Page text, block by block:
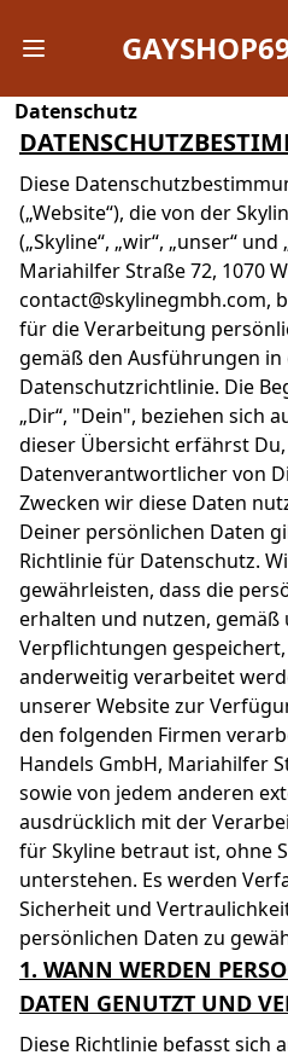
Open mobile menu
Datenschutz
Diese
(„Website“), die von der
(„Skyline“, „wir“, „unser“
Mariahilfer Straße 72, 1070
contact@skylinegmbh.com,
für die Verarbeitung
gemäß den Ausführungen in
Datenschutzrichtlinie. Die
„Dir“, "Dein", beziehen sich
dieser Übersicht erfährst
Datenverantwortlicher von
Zwecken wir diese Daten
Deiner persönlichen Daten
Richtlinie für Datenschutz.
gewährleisten, dass die
erhalten und nutzen, gemäß
Verpflichtungen
anderweitig verarbeitet
unserer Website zur
den folgenden Firmen
Handels GmbH, Mariahilfer
sowie von jedem anderen
ausdrücklich mit der
für Skyline betraut ist, ohne
unterstehen. Es werden
Sicherheit und
persönlichen Daten zu
1. WANN WERDEN
DATEN GENUTZT UND
Diese Richtlinie befasst sich